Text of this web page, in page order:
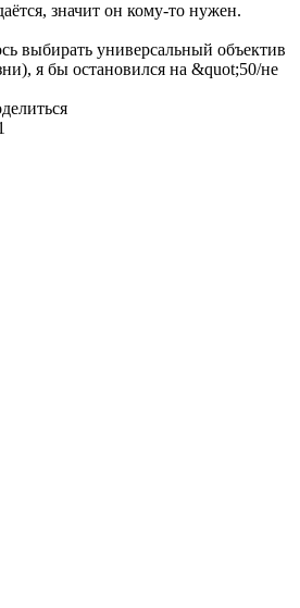
значит он кому-то нужен.
выбирать универсальный объектив
я бы остановился на &quot;50/не